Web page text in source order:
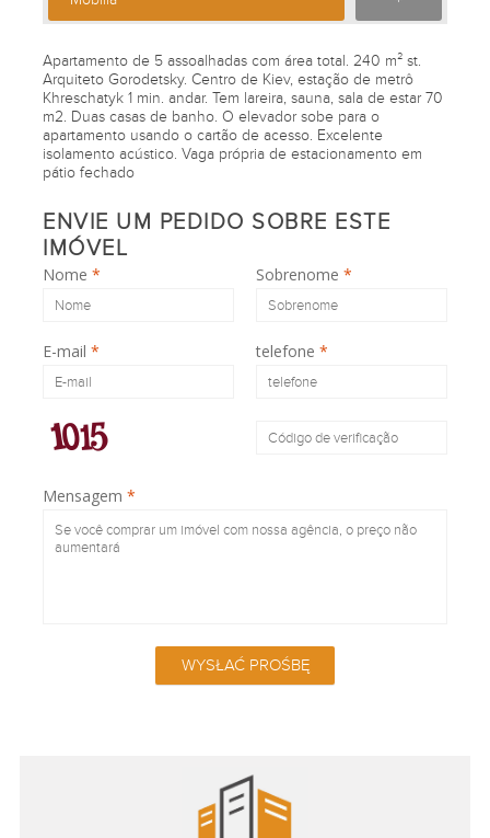
Apartamento de 5 assoalhadas com área total. 240 m² st.
Arquiteto Gorodetsky. Centro de Kiev, estação de metrô
Khreschatyk 1 min. andar. Tem lareira, sauna, sala de estar 70
m2. Duas casas de banho. O elevador sobe para o
apartamento usando o cartão de acesso. Excelente
isolamento acústico. Vaga própria de estacionamento em
pátio fechado
ENVIE UM PEDIDO SOBRE ESTE
IMÓVEL
Nome * Sobrenome *
E-mail * telefone *
Mensagem *
WYSŁAĆ PROŚBĘ